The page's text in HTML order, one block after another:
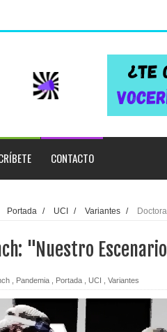
CONTACTO
Portada / UCI / Variantes /
"Nuestro
Pandemia Portada UCI Variantes